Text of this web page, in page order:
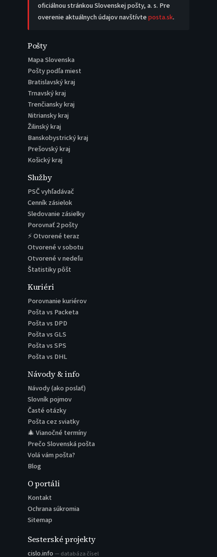
oficiálnou stránkou Slovenskej pošty, a. s. Pre
overenie aktuálnych údajov navštívteposta.sk.
Pošty
Mapa Slovenska
Pošty podľa miest
Bratislavský kraj
Trnavský kraj
Trenčiansky kraj
Nitriansky kraj
Žilinský kraj
Banskobystrický kraj
Prešovský kraj
Košický kraj
Služby
PSČ vyhľadávač
Cenník zásielok
Sledovanie zásielky
Porovnať 2 pošty
⚡ Otvorené teraz
Otvorené v sobotu
Otvorené v nedeľu
Štatistiky pôšt
Kuriéri
Porovnanie kuriérov
Pošta vs Packeta
Pošta vs DPD
Pošta vs GLS
Pošta vs SPS
Pošta vs DHL
Návody & info
Návody (ako poslať)
Slovník pojmov
Časté otázky
Pošta cez sviatky
🎄 Vianočné termíny
Prečo Slovenská pošta
Volá vám pošta?
Blog
O portáli
Kontakt
Ochrana súkromia
Sitemap
Sesterské projekty
cislo.info — databáza čísel